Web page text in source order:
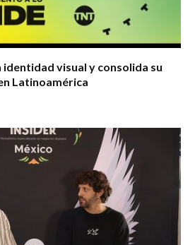
identidad visual y consolida su
Latinoamérica